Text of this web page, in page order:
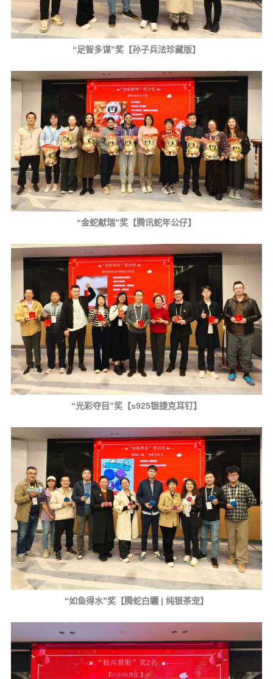
“足智多谋”奖【孙子兵法珍藏版】
“金蛇献瑞”奖【腾讯蛇年公仔】
“光彩夺目”奖【s925银捷克耳钉】
“如鱼得水”奖【腾蛇白矖 | 纯银茶宠】